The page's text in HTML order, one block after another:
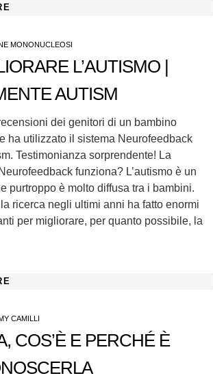
MONONUCLEOSI
L’AUTISMO |
AUTISM
dei genitori di un bambino
ha utilizzato il sistema Neurofeedback
Testimonianza sorprendente! La
funziona? L’autismo è un
purtroppo è molto diffusa tra i bambini.
ricerca negli ultimi anni ha fatto enormi
per migliorare, per quanto possibile, la
CAMILLI
COS’È E PERCHÉ È